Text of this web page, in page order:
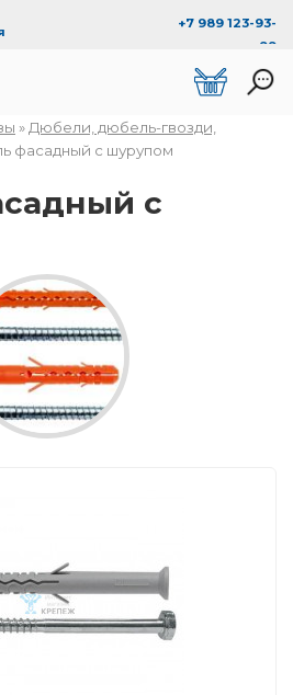
+7 989 123-93-
99
» Дюбели, дюбель-гвозди,
фасадный с шурупом
с